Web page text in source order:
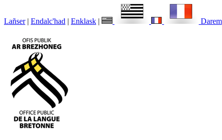
Lañser | Endalc'had | Enklask |